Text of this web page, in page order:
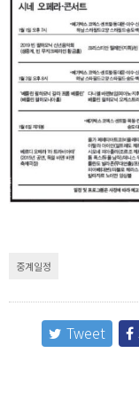
중계일정
Tweet